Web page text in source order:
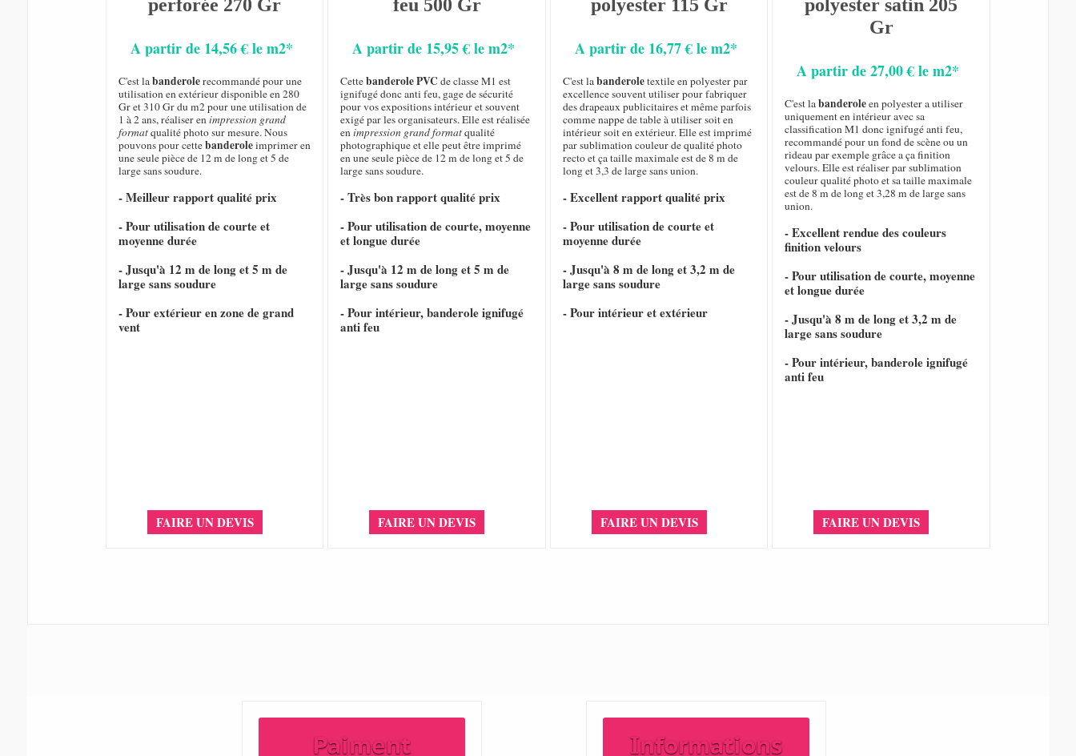
perforée 270 Gr
A partir de 14,56 € le m2*
C'est labanderolerecommandé pour une
utilisation en extérieur disponible en 280
Gr et 310 Gr du m2 pour une utilisation de
1 à 2 ans, réaliser enimpression grand
formatqualité photo sur mesure. Nous
pouvons pour cettebanderoleimprimer en
une seule pièce de 12 m de long et 5 de
large sans soudure.
- Meilleur rapport qualité prix
- Pour utilisation de courte et
moyenne durée
- Jusqu'à 12 m de long et 5 m de
large sans soudure
- Pour extérieur en zone de grand
vent
FAIRE UN DEVIS
feu 500 Gr
A partir de 15,95 € le m2*
Cettebanderole PVC de classe M1 est
ignifugé donc anti feu, gage de sécurité
pour vos expositions intérieur et souvent
exigé par les organisateurs. Elle est réalisée
enimpression grand formatqualité
photographique et elle peut être imprimé
en une seule pièce de 12 m de long et 5 de
large sans soudure.
- Très bon rapport qualité prix
- Pour utilisation de courte, moyenne
et longue durée
- Jusqu'à 12 m de long et 5 m de
large sans soudure
- Pour intérieur, banderole ignifugé
anti feu
FAIRE UN DEVIS
polyester 115 Gr
A partir de 16,77 € le m2*
C'est labanderoletextile en polyester par
excellence souvent utiliser pour fabriquer
des drapeaux publicitaires et même parfois
comme nappe de table à utiliser soit en
intérieur soit en extérieur. Elle est imprimé
par sublimation couleur de qualité photo
recto et ça taille maximale est de 8 m de
long et 3,3 de large sans union.
- Excellent rapport qualité prix
- Pour utilisation de courte et
moyenne durée
- Jusqu'à 8 m de long et 3,2 m de
large sans soudure
- Pour intérieur et extérieur
FAIRE UN DEVIS
polyester satin 205
Gr
A partir de 27,00 € le m2*
C'est labanderoleen polyester a utiliser
uniquement en intérieur avec sa
classification M1 donc ignifugé anti feu,
recommandé pour un fond de scène ou un
rideau par exemple grâce a ça finition
velours. Elle est réaliser par sublimation
couleur qualité photo et sa taille maximale
est de 8 m de long et 3,28 m de large sans
union.
- Excellent rendue des couleurs
finition velours
- Pour utilisation de courte, moyenne
et longue durée
- Jusqu'à 8 m de long et 3,2 m de
large sans soudure
- Pour intérieur, banderole ignifugé
anti feu
FAIRE UN DEVIS
Paiment Informations